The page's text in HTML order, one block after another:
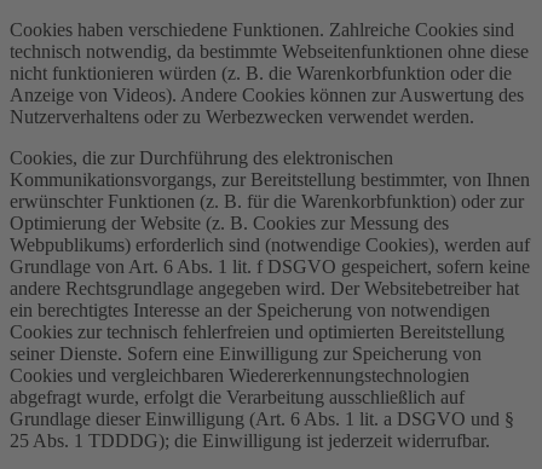
Cookies haben verschiedene Funktionen. Zahlreiche Cookies sind
technisch notwendig, da bestimmte Webseitenfunktionen ohne diese
nicht funktionieren würden (z. B. die Warenkorbfunktion oder die
Anzeige von Videos). Andere Cookies können zur Auswertung des
Nutzerverhaltens oder zu Werbezwecken verwendet werden.
Cookies, die zur Durchführung des elektronischen
Kommunikationsvorgangs, zur Bereitstellung bestimmter, von Ihnen
erwünschter Funktionen (z. B. für die Warenkorbfunktion) oder zur
Optimierung der Website (z. B. Cookies zur Messung des
Webpublikums) erforderlich sind (notwendige Cookies), werden auf
Grundlage von Art. 6 Abs. 1 lit. f DSGVO gespeichert, sofern keine
andere Rechtsgrundlage angegeben wird. Der Websitebetreiber hat
ein berechtigtes Interesse an der Speicherung von notwendigen
Cookies zur technisch fehlerfreien und optimierten Bereitstellung
seiner Dienste. Sofern eine Einwilligung zur Speicherung von
Cookies und vergleichbaren Wiedererkennungstechnologien
abgefragt wurde, erfolgt die Verarbeitung ausschließlich auf
Grundlage dieser Einwilligung (Art. 6 Abs. 1 lit. a DSGVO und §
25 Abs. 1 TDDDG); die Einwilligung ist jederzeit widerrufbar.